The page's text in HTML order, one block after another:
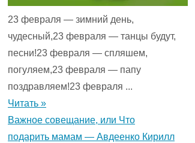
23 февраля — зимний день,
чудесный,23 февраля — танцы будут,
песни!23 февраля — спляшем,
погуляем,23 февраля — папу
поздравляем!23 февраля ...
Читать »
Важное совещание, или Что
подарить мамам — Авдеенко Кирилл